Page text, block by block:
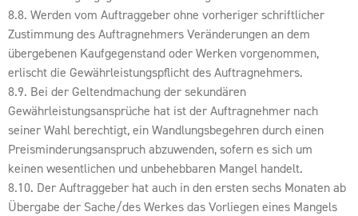
8.8. Werden vom Auftraggeber ohne vorheriger schriftlicher
Zustimmung des Auftragnehmers Veränderungen an dem
übergebenen Kaufgegenstand oder Werken vorgenommen,
erlischt die Gewährleistungspflicht des Auftragnehmers.
8.9. Bei der Geltendmachung der sekundären
Gewährleistungsansprüche hat ist der Auftragnehmer nach
seiner Wahl berechtigt, ein Wandlungsbegehren durch einen
Preisminderungsanspruch abzuwenden, sofern es sich um
keinen wesentlichen und unbehebbaren Mangel handelt.
8.10. Der Auftraggeber hat auch in den ersten sechs Monaten ab
Übergabe der Sache/des Werkes das Vorliegen eines Mangels